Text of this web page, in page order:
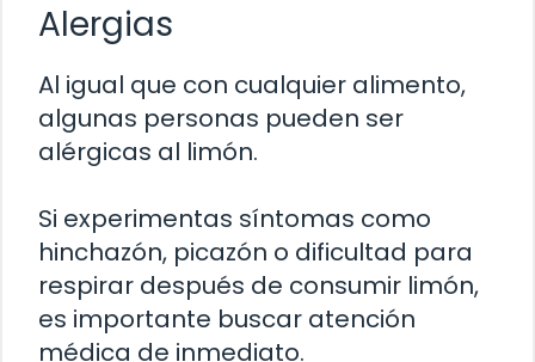
Alergias
Al igual que con cualquier alimento,
algunas personas pueden ser
alérgicas al limón.
Si experimentas síntomas como
hinchazón, picazón o dificultad para
respirar después de consumir limón,
es importante buscar atención
médica de inmediato.